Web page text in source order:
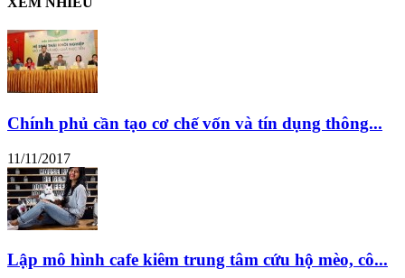
Chính phủ cần tạo cơ chế vốn và tín dụng thông...
11/11/2017
Lập mô hình cafe kiêm trung tâm cứu hộ mèo, cô...